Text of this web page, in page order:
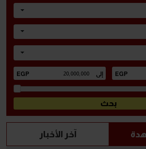
آخر الأخبار